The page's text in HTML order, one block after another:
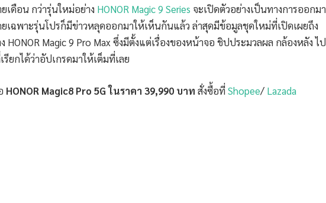
เดือน กว่ารุ่นใหม่อย่าง HONOR Magic 9 Series จะเปิดตัวอย่างเป็นทางการออกมา
เฉพาะรุ่นโปรก็มีข่าวหลุดออกมาให้เห็นกันแล้ว ล่าสุดมีข้อมูลชุดใหม่ที่เปิดเผยถึง
Magic 9 Pro Max ซึ่งมีตั้งแต่เรื่องของหน้าจอ ชิปประมวลผล กล้องหลัง ไป
ยกได้ว่าอัปเกรดมาให้เต็มที่เลย
HONOR Magic8 Pro 5G ในราคา 39,990 บาท สั่งซื้อที่Shopee/ Lazada